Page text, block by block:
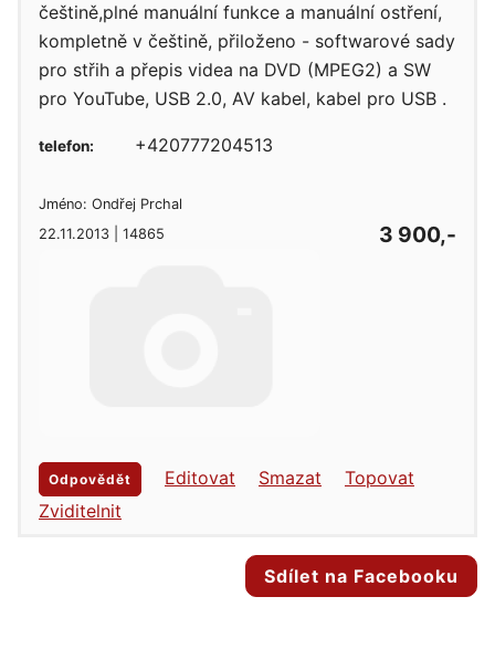
češtině,plné manuální funkce a manuální ostření,
kompletně v češtině, přiloženo - softwarové sady
pro střih a přepis videa na DVD (MPEG2) a SW
pro YouTube, USB 2.0, AV kabel, kabel pro USB .
Jméno: Ondřej Prchal
22.11.2013 | 14865
3 900,-
telefon: +420777204513
Odpovědět Editovat Smazat
Topovat
Zviditelnit
Sdílet na Facebooku